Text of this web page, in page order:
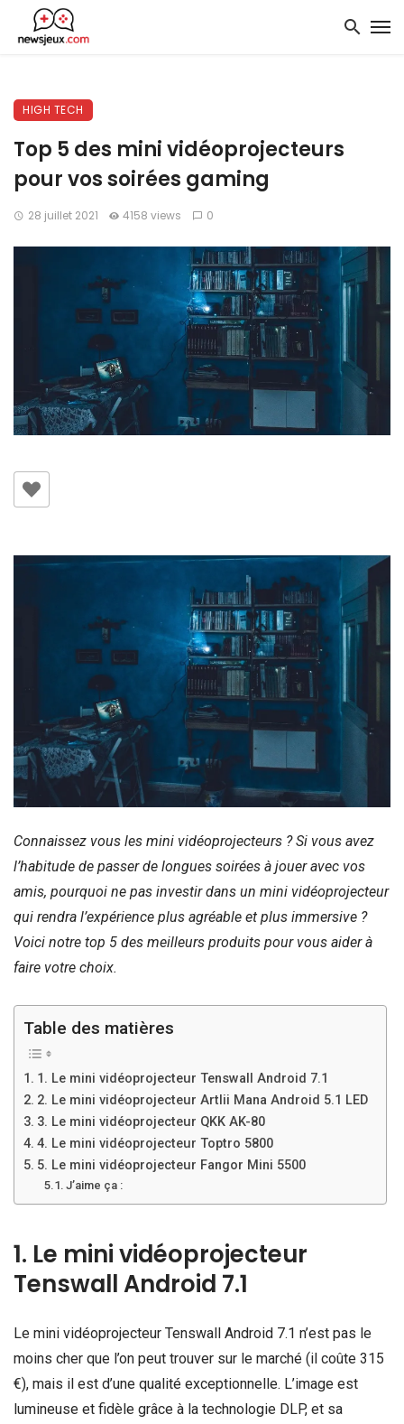
HIGH TECH
Top 5 des mini vidéoprojecteurs
pour vos soirées gaming
28 juillet 2021 4158 views 0
Connaissez vous les mini vidéoprojecteurs ? Si vous avez
l’habitude de passer de longues soirées à jouer avec vos
amis, pourquoi ne pas investir dans un mini vidéoprojecteur
qui rendra l’expérience plus agréable et plus immersive ?
Voici notre top 5 des meilleurs produits pour vous aider à
faire votre choix.
Table des matières
1. Le mini vidéoprojecteur Tenswall Android 7.1
2. Le mini vidéoprojecteur Artlii Mana Android 5.1 LED
3. Le mini vidéoprojecteur QKK AK-80
4. Le mini vidéoprojecteur Toptro 5800
5. Le mini vidéoprojecteur Fangor Mini 5500
J’aime ça :
1. Le mini vidéoprojecteur
Tenswall Android 7.1
Le mini vidéoprojecteur Tenswall Android 7.1 n’est pas le
moins cher que l’on peut trouver sur le marché (il coûte 315
€), mais il est d’une qualité exceptionnelle. L’image est
lumineuse et fidèle grâce à la technologie DLP, et sa